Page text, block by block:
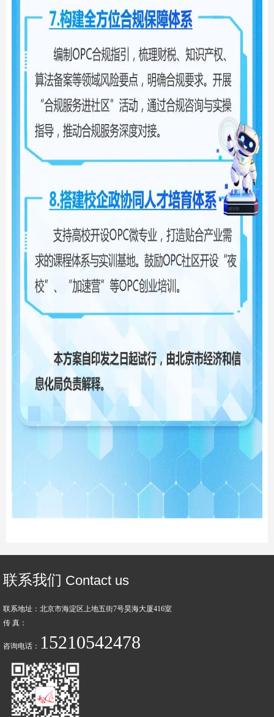
联系我们 Contact us
联系地址：北京市海淀区上地五街7号昊海大厦416室
传 真：
咨询电话： 15210542478